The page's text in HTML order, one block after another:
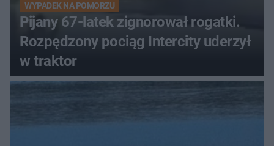
WYPADEK NA POMORZU
Pijany 67-latek zignorował rogatki.
Rozpędzony pociąg Intercity uderzył
w traktor